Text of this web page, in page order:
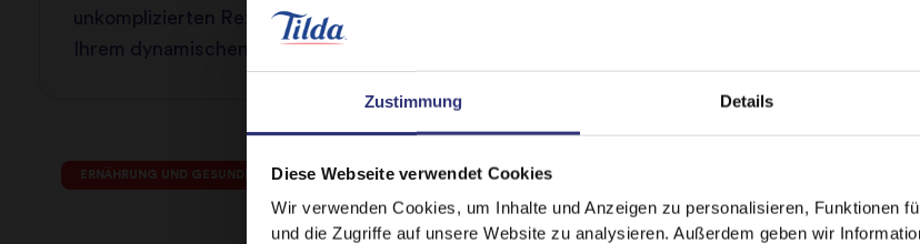
Zustimmung Details
Diese Webseite verwendet Cookies
Wir verwenden Cookies, um Inhalte und Anzeigen zu personalisieren, Funktionen
und die Zugriffe auf unsere Website zu analysieren. Außerdem geben wir
unkomplizierten Rezepte, die perfekt zu
Ihrem dynamischen Lebensstil passen.
ERNÄHRUNG UND GESUNDHEIT